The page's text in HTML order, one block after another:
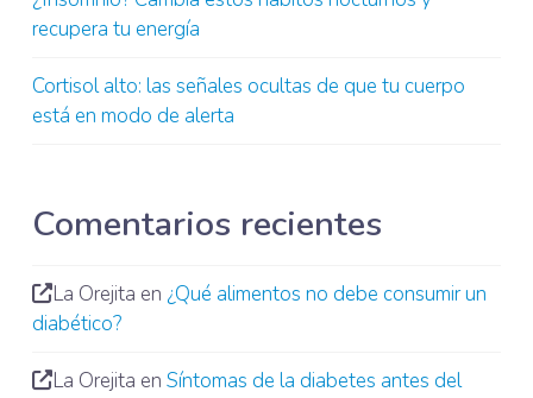
recupera tu energía
Cortisol alto: las señales ocultas de que tu cuerpo
está en modo de alerta
Comentarios recientes
La Orejita en ¿Qué alimentos no debe consumir un
diabético?
La Orejita en Síntomas de la diabetes antes del